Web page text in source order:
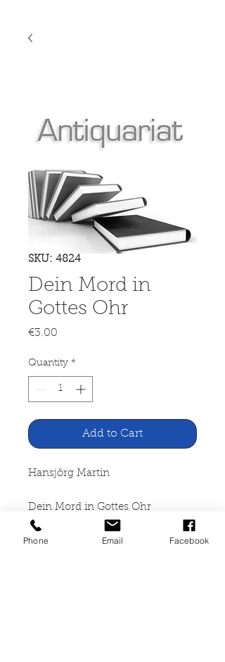
SKU: 4824
Dein Mord in
Gottes Ohr
€3.00
Quantity *
Add to Cart
Hansjörg Martin
Dein Mord in Gottes Ohr
Rowohlt Taschenbuch Verlag
Phone Email Facebook